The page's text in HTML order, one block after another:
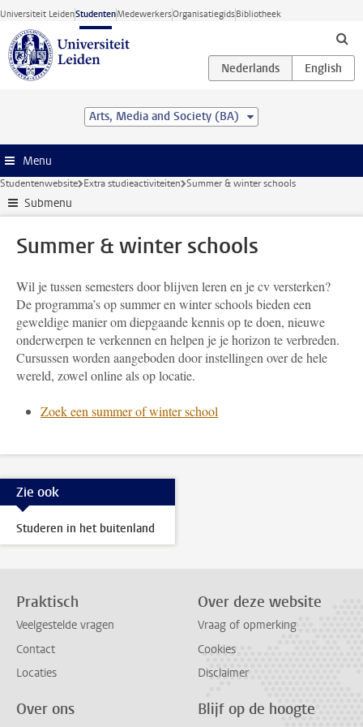
Ga direct naar de inhoud
Universiteit LeidenStudentenMedewerkersOrganisatiegidsBibliotheek
Arts, Media and Society (BA)
Menu
Studentenwebsite Extra studieactiviteiten Summer & winter schools
Submenu
Summer & winter schools
Wil je tussen semesters door blijven leren en je cv versterken?
De programma’s op summer en winter schools bieden een
geweldige manier om diepgaande kennis op te doen, nieuwe
onderwerpen te verkennen en helpen je je horizon te verbreden.
Cursussen worden aangeboden door instellingen over de hele
wereld, zowel online als op locatie.
Zoek een summer of winter school
Zie ook
Studeren in het buitenland
Praktisch
Veelgestelde vragen
Contact
Locaties
Over deze website
Vraag of opmerking
Cookies
Disclaimer
Over ons Blijf op de hoogte